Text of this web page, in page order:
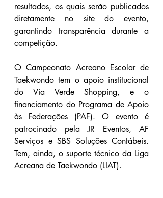
resultados, os quais serão publicados
diretamente no site do evento,
garantindo transparência durante a
competição.
O Campeonato Acreano Escolar de
Taekwondo tem o apoio institucional
do Via Verde Shopping, e o
financiamento do Programa de Apoio
às Federações (PAF). O evento é
patrocinado pela JR Eventos, AF
Serviços e SBS Soluções Contábeis.
Tem, ainda, o suporte técnico da Liga
Acreana de Taekwondo (LIAT).